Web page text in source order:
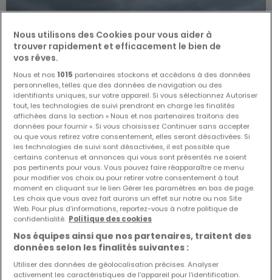
Terrain constructible à vendre àWincheringen(DE)
299 000 €
14,02 ares
Nous utilisons des Cookies pour vous aider à
trouver rapidement et efficacement le bien de
vos rêves.
Nous et nos 1015 partenaires stockons et accédons à des données
personnelles, telles que des données de navigation ou des
identifiants uniques, sur votre appareil. Si vous sélectionnez Autoriser
tout, les technologies de suivi prendront en charge les finalités
affichées dans la section « Nous et nos partenaires traitons des
données pour fournir ». Si vous choisissez Continuer sans accepter
ou que vous retirez votre consentement, elles seront désactivées. Si
les technologies de suivi sont désactivées, il est possible que
certains contenus et annonces qui vous sont présentés ne soient
pas pertinents pour vous. Vous pouvez faire réapparaître ce menu
pour modifier vos choix ou pour retirer votre consentement à tout
moment en cliquant sur le lien Gérer les paramètres en bas de page.
Les choix que vous avez fait aurons un effet sur notre ou nos Site
Web. Pour plus d’informations, reportez-vous à notre politique de
confidentialité. Politique des cookies
Nos équipes ainsi que nos partenaires, traitent des
données selon les finalités suivantes :
Utiliser des données de géolocalisation précises. Analyser
activement les caractéristiques de l’appareil pour l’identification.